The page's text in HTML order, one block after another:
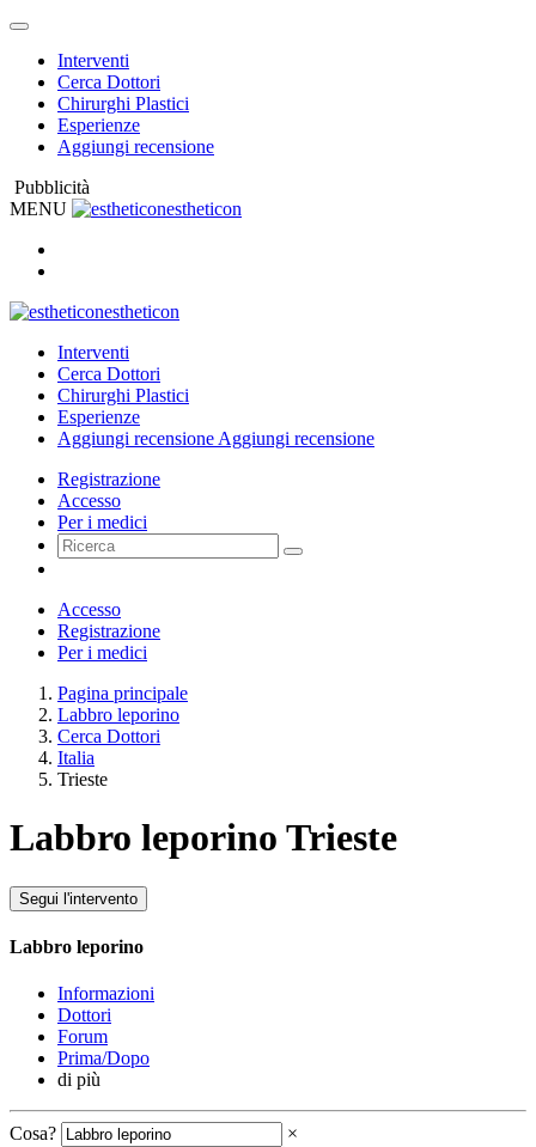
Interventi
Cerca Dottori
Chirurghi Plastici
Esperienze
Aggiungi recensione
Pubblicità
MENU
estheticon
estheticon
Interventi
Cerca Dottori
Chirurghi Plastici
Esperienze
Aggiungi recensione Aggiungi recensione
Registrazione
Accesso
Per i medici
Accesso
Registrazione
Per i medici
Pagina principale
Labbro leporino
Cerca Dottori
Italia
Trieste
Labbro leporino Trieste
Segui l'intervento
Labbro leporino
Informazioni
Dottori
Forum
Prima/Dopo
di più
Cosa?
×